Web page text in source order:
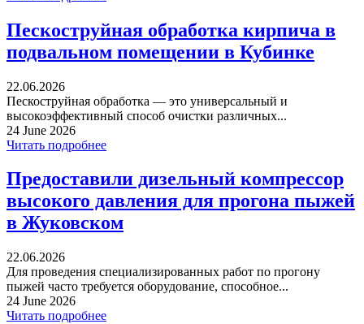
Пескоструйная обработка кирпича в
подвальном помещении в Кубинке
22.06.2026
Пескоструйная обработка — это универсальный и
высокоэффективный способ очистки различных...
24 June 2026
Читать подробнее
Предоставили дизельный компрессор
высокого давления для прогона пыжей
в Жуковском
22.06.2026
Для проведения специализированных работ по прогону
пыжей часто требуется оборудование, способное...
24 June 2026
Читать подробнее